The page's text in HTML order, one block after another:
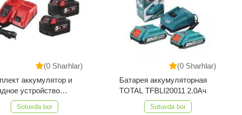
(0 Sharhlar)
аккумулятор и
устройство
M18 NRG-502
Sotuvda bor
(0 Sharhlar)
Батарея аккумуляторная
TOTAL TFBLI20011 2.0Ач
Sotuvda bor